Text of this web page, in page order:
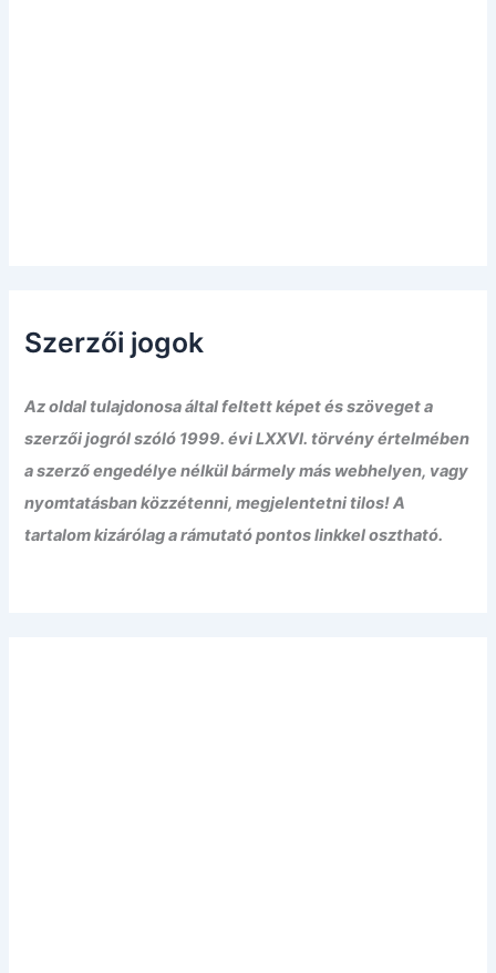
Szerzői jogok
Az oldal tulajdonosa által feltett képet és szöveget a
szerzői jogról szóló 1999. évi LXXVI. törvény értelmében
a szerző engedélye nélkül bármely más webhelyen, vagy
nyomtatásban közzétenni, megjelentetni tilos! A
tartalom kizárólag a rámutató pontos linkkel osztható.